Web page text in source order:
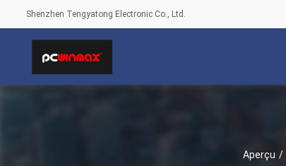
Shenzhen Tengyatong Electronic Co., Ltd.
Aperçu /